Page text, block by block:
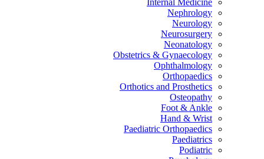
Internal Medicine
Nephrology
Neurology
Neurosurgery
Neonatology
Obstetrics & Gynaecology
Ophthalmology
Orthopaedics
Orthotics and Prosthetics
Osteopathy
Foot & Ankle
Hand & Wrist
Paediatric Orthopaedics
Paediatrics
Podiatric